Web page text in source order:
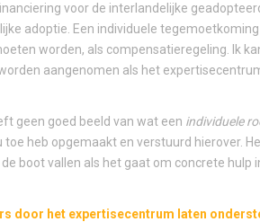
voor de interlandelijke
adoptie. Een individuele
worden, als compensatieregeling. Ik
aangenomen als het
geen goed beeld van wat een individuele
heb opgemaakt en verstuurd hierover.
boot vallen als het gaat om concrete hulp
door het expertisecentrum laten